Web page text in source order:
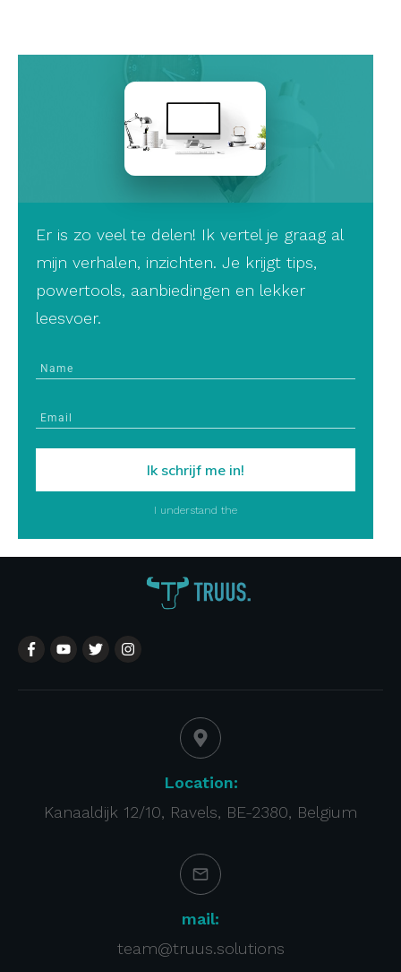
Er is zo veel te delen! Ik vertel je graag al
mijn verhalen, inzichten. Je krijgt tips,
powertools, aanbiedingen en lekker
leesvoer.
Ik schrijf me in!
I understand the
Location:
Kanaaldijk 12/10, Ravels, BE-2380, Belgium
mail:
team@truus.solutions